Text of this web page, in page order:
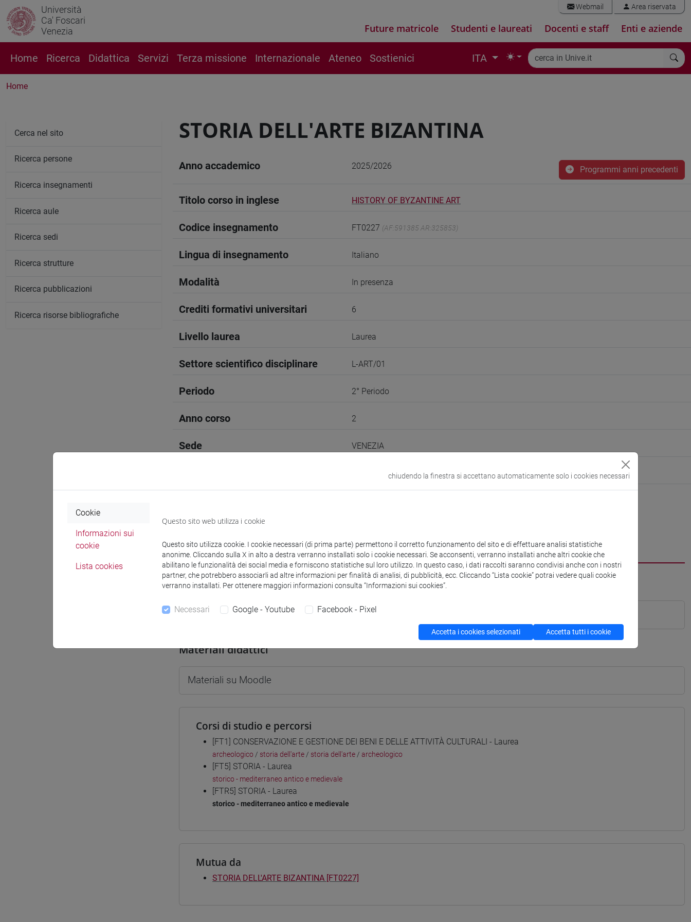
Università
Ca' Foscari
Venezia
Webmail Area riservata
Future matricole Studenti e laureati Docenti e staff Enti e aziende
Home Ricerca Didattica Servizi Terza missione Internazionale Ateneo Sostienici ITA
Home
STORIA DELL'ARTE BIZANTINA
Anno accademico 2025/2026 Programmi anni precedenti
Titolo corso in inglese HISTORY OF BYZANTINE ART
Codice insegnamento FT0227 (AF:591385 AR:325853)
Lingua di insegnamento Italiano
Modalità In presenza
Crediti formativi universitari 6
Livello laurea Laurea
Settore scientifico disciplinare L-ART/01
Periodo 2° Periodo
Anno corso 2
Sede VENEZIA
Link allo spazio del corso
Docenti e corsi di laurea Programma
Docenti
PIAZZA Simone- 30h Lezione
Materiali didattici
Materiali su Moodle
Corsi di studio e percorsi
[FT1] CONSERVAZIONE E GESTIONE DEI BENI E DELLE ATTIVITÀ CULTURALI - Laurea
archeologico / storia dell'arte / storia dell'arte / archeologico
[FT5] STORIA - Laurea
storico - mediterraneo antico e medievale
[FTR5] STORIA - Laurea
storico - mediterraneo antico e medievale
Mutua da
STORIA DELL'ARTE BIZANTINA [FT0227]
Cerca nel sito
Ricerca persone
Ricerca insegnamenti
Ricerca aule
Ricerca sedi
Ricerca strutture
Ricerca pubblicazioni
Ricerca risorse bibliografiche
chiudendo la finestra si accettano automaticamente solo i cookies necessari
Cookie
Informazioni sui
cookie
Lista cookies
Questo sito web utilizza i cookie
Questo sito utilizza cookie. I cookie necessari (di prima parte) permettono il corretto funzionamento del sito e di effettuare analisi statistiche
anonime. Cliccando sulla X in alto a destra verranno installati solo i cookie necessari. Se acconsenti, verranno installati anche altri cookie che
abilitano le funzionalità dei social media e forniscono statistiche sul loro utilizzo. In questo caso, i dati raccolti saranno condivisi anche con i nostri
partner, che potrebbero associarli ad altre informazioni per finalità di analisi, di pubblicità, ecc. Cliccando “Lista cookie” potrai vedere quali cookie
verranno installati. Per ottenere maggiori informazioni consulta “Informazioni sui cookies”.
Necessari Google - Youtube Facebook - Pixel
Accetta i cookies selezionati Accetta tutti i cookie